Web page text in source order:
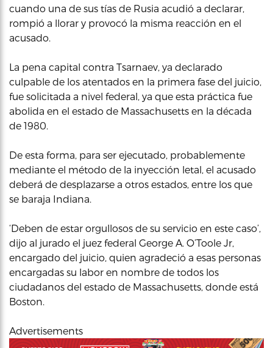
cuando una de sus tías de Rusia acudió a declarar,
rompió a llorar y provocó la misma reacción en el
acusado.
La pena capital contra Tsarnaev, ya declarado
culpable de los atentados en la primera fase del juicio,
fue solicitada a nivel federal, ya que esta práctica fue
abolida en el estado de Massachusetts en la década
de 1980.
De esta forma, para ser ejecutado, probablemente
mediante el método de la inyección letal, el acusado
deberá de desplazarse a otros estados, entre los que
se baraja Indiana.
‘Deben de estar orgullosos de su servicio en este caso’,
dijo al jurado el juez federal George A. O’Toole Jr,
encargado del juicio, quien agradeció a esas personas
encargadas su labor en nombre de todos los
ciudadanos del estado de Massachusetts, donde está
Boston.
Advertisements